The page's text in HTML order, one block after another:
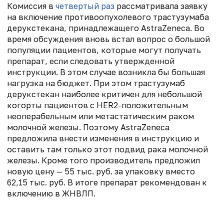
Комиссия в четвертый раз рассматривала заявку
на включение противоопухолевого трастузумаба
дерукстекана, принадлежащего AstraZeneca. Во
время обсуждения вновь встал вопрос о большой
популяции пациентов, которые могут получать
препарат, если следовать утвержденной
инструкции. В этом случае возникла бы большая
нагрузка на бюджет. При этом трастузумаб
дерукстекан наиболее критичен для небольшой
когорты пациентов с HER2-положительным
неоперабельным или метастатическим раком
молочной железы. Поэтому AstraZeneca
предложила внести изменения в инструкцию и
оставить там только этот подвид рака молочной
железы. Кроме того производитель предложил
новую цену — 55 тыс. руб. за упаковку вместо
62,15 тыс. руб. В итоге препарат рекомендован к
включению в ЖНВЛП.